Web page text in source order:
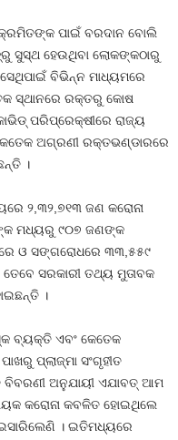
ପାଇଁ ବରଦାନ ବୋଲି
ସୁସ୍ଥ ହେଉଥିବା ଲୋକଙ୍କଠାରୁ
ବିଭିନ୍ନ ମାଧ୍ୟମରେ
ସ୍ଥାନରେ ରକ୍ତରୁ କୋଷ
ପରିପ୍ରେକ୍ଷୀରେ ରାଜ୍ୟ
ଅଗ୍ରଣୀ ରକ୍ତଭଣ୍ଡାରରେ
।
୨,୩୨,୭୧୩ ଜଣ କରୋନା
ମଧ୍ୟରୁ ୯୦୭ ଜଣଙ୍କ
ଓ ସଙ୍ଗରୋଧରେ ୩୩,୫୫୯
ସରକାରୀ ତଥ୍ୟ ମୁତାବକ
।
ବ୍ୟକ୍ତି ଏବଂ କେତେକ
ପ୍ଲାଜ୍‍ମା ସଂଗୃହୀତ
ବିବରଣୀ ଅନୁଯାୟୀ ଏଯାବତ୍‍ ଆମ
କରୋନା କବଳିତ ହୋଇଥିଲେ
। ଇତିମଧ୍ୟରେ